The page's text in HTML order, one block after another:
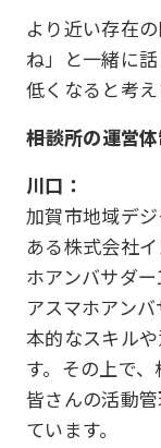
より近い存在
ね」と一緒に
低くなると考え
――相談所の運営
川口：
加賀市地域デ
ある株式会社
ホアンバサダ
アスマホアン
本的なスキル
す。その上で
皆さんの活動
ています。